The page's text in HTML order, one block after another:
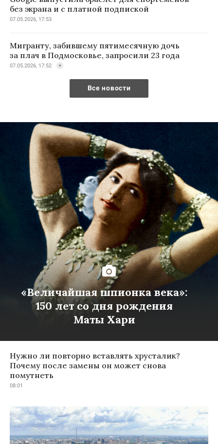
без экрана и с платной подпиской
07.05.2026, 17:53
Мигранту, забившему пятимесячную дочь
за плач в Подмосковье, запросили 23 года
07.05.2026, 17:52
Все новости
«Величайшая шпионка века»:
150 лет со дня рождения
Маты Хари
Нужно ли повторно вставлять хрусталик?
Почему после замены он может снова
помутнеть
08:01